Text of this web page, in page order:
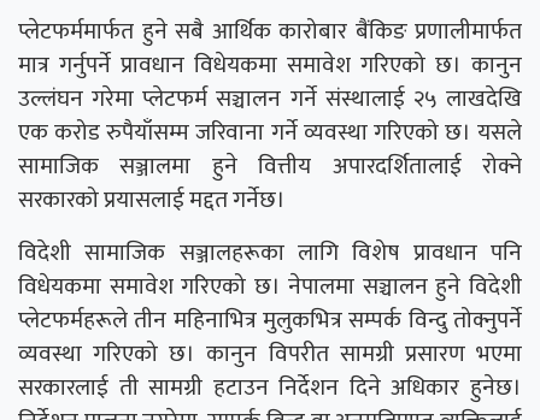
प्लेटफर्ममार्फत हुने सबै आर्थिक कारोबार बैंकिङ प्रणालीमार्फत
मात्र गर्नुपर्ने प्रावधान विधेयकमा समावेश गरिएको छ। कानुन
उल्लंघन गरेमा प्लेटफर्म सञ्चालन गर्ने संस्थालाई २५ लाखदेखि
एक करोड रुपैयाँसम्म जरिवाना गर्ने व्यवस्था गरिएको छ। यसले
सामाजिक सञ्जालमा हुने वित्तीय अपारदर्शितालाई रोक्ने
सरकारको प्रयासलाई मद्दत गर्नेछ।
विदेशी सामाजिक सञ्जालहरूका लागि विशेष प्रावधान पनि
विधेयकमा समावेश गरिएको छ। नेपालमा सञ्चालन हुने विदेशी
प्लेटफर्महरूले तीन महिनाभित्र मुलुकभित्र सम्पर्क विन्दु तोक्नुपर्ने
व्यवस्था गरिएको छ। कानुन विपरीत सामग्री प्रसारण भएमा
सरकारलाई ती सामग्री हटाउन निर्देशन दिने अधिकार हुनेछ।